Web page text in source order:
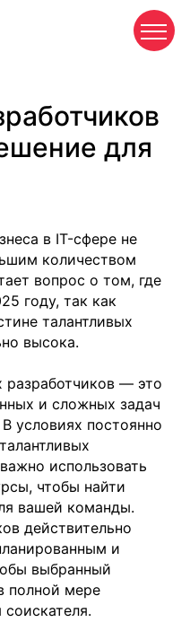
для
в IT-сфере не
количеством
вопрос о том, где
году, так как
талантливых
высока.
— это
и сложных задач
условиях постоянно
использовать
чтобы найти
вашей команды.
действительно
и
выбранный
полной мере